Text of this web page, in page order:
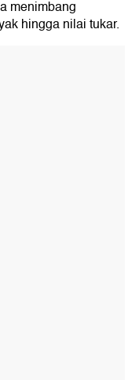
menimbang
hingga nilai tukar.